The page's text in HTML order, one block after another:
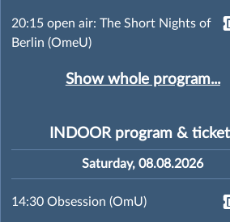
20:15 open air: The Short Nights of
Berlin (OmeU)
Show whole program...
INDOOR program &
Saturday, 08.08.2026
14:30 Obsession (OmU)